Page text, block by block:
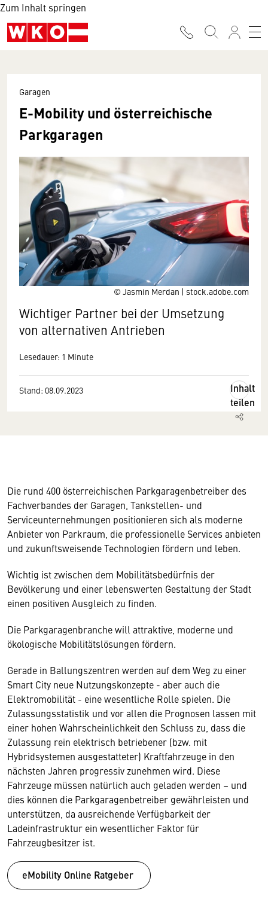
Zum Inhalt springen
© Jasmin Merdan | stock.adobe.com
Garagen
E-Mobility und österreichische
Parkgaragen
Wichtiger Partner bei der Umsetzung
von alternativen Antrieben
Lesedauer: 1 Minute
Stand: 08.09.2023
Inhalt
teilen
Die rund 400 österreichischen Parkgaragenbetreiber des
Fachverbandes der Garagen, Tankstellen- und
Serviceunternehmungen positionieren sich als moderne
Anbieter von Parkraum, die professionelle Services anbieten
und zukunftsweisende Technologien fördern und leben.
Wichtig ist zwischen dem Mobilitätsbedürfnis der
Bevölkerung und einer lebenswerten Gestaltung der Stadt
einen positiven Ausgleich zu finden.
Die Parkgaragenbranche will attraktive, moderne und
ökologische Mobilitätslösungen fördern.
Gerade in Ballungszentren werden auf dem Weg zu einer
Smart City neue Nutzungskonzepte - aber auch die
Elektromobilität - eine wesentliche Rolle spielen. Die
Zulassungsstatistik und vor allen die Prognosen lassen mit
einer hohen Wahrscheinlichkeit den Schluss zu, dass die
Zulassung rein elektrisch betriebener (bzw. mit
Hybridsystemen ausgestatteter) Kraftfahrzeuge in den
nächsten Jahren progressiv zunehmen wird. Diese
Fahrzeuge müssen natürlich auch geladen werden – und
dies können die Parkgaragenbetreiber gewährleisten und
unterstützen, da ausreichende Verfügbarkeit der
Ladeinfrastruktur ein wesentlicher Faktor für
Fahrzeugbesitzer ist.
eMobility Online Ratgeber